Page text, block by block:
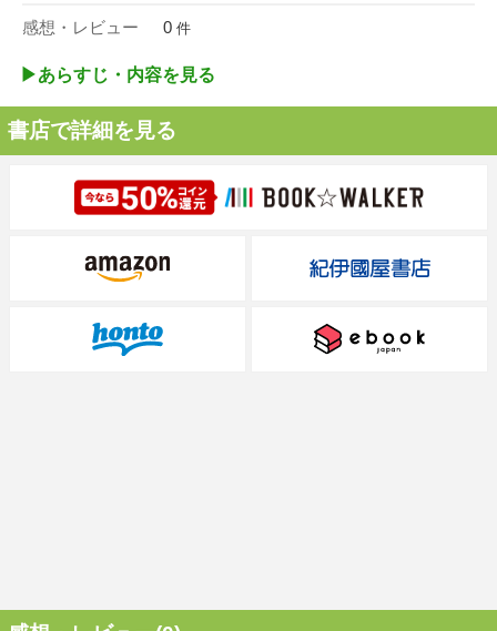
感想・レビュー 0 件
▶︎あらすじ・内容を見る
書店で詳細を見る